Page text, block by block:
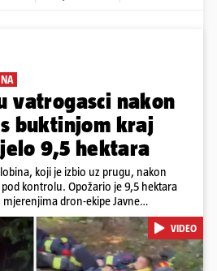
vatrogasci nakon
buktinjom kraj
9,5 hektara
koji je izbio uz prugu, nakon
kontrolu. Opožario je 9,5 hektara
dron-ekipe Javne
Rijeke. Vatru je gasilo 55 ljudi sa 17
Rijeka. Situacija je i dalje ozbiljna zbog
opasnost od razbuktavanja. Zato ostaju i
VIDEO